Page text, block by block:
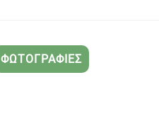
ΦΩΤΟΓΡΑΦΙΕΣ